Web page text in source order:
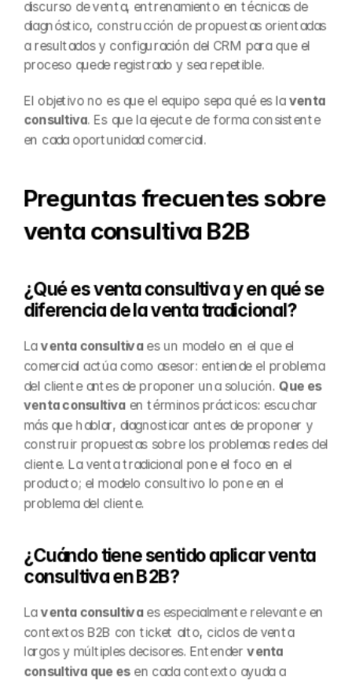
discurso de venta, entrenamiento en técnicas de
diagnóstico, construcción de propuestas orientadas
a resultados y configuración del CRM para que el
proceso quede registrado y sea repetible.
El objetivo no es que el equipo sepa qué es la venta
consultiva. Es que la ejecute de forma consistente
en cada oportunidad comercial.
Preguntas frecuentes sobre
venta consultiva B2B
¿Qué es venta consultiva y en qué se
diferencia de la venta tradicional?
La venta consultiva es un modelo en el que el
comercial actúa como asesor: entiende el problema
del cliente antes de proponer una solución. Que es
venta consultiva en términos prácticos: escuchar
más que hablar, diagnosticar antes de proponer y
construir propuestas sobre los problemas reales del
cliente. La venta tradicional pone el foco en el
producto; el modelo consultivo lo pone en el
problema del cliente.
¿Cuándo tiene sentido aplicar venta
consultiva en B2B?
La venta consultiva es especialmente relevante en
contextos B2B con ticket alto, ciclos de venta
largos y múltiples decisores. Entender venta
consultiva que es en cada contexto ayuda a